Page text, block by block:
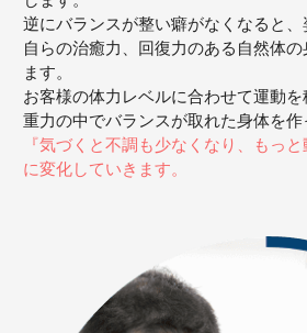
逆にバランスが整い癖がなくなると
自らの治癒力、回復力のある自然体
ます。
お客様の体力レベルに合わせて運動を
重力の中でバランスが取れた身体を作
『気づくと不調も少なくなり、もっ
に変化していきます。